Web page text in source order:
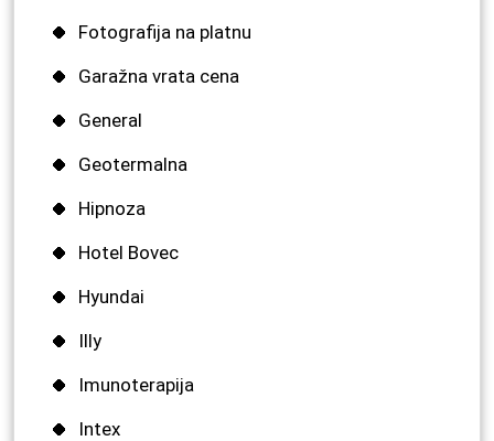
Fotografija na platnu
Garažna vrata cena
General
Geotermalna
Hipnoza
Hotel Bovec
Hyundai
Illy
Imunoterapija
Intex